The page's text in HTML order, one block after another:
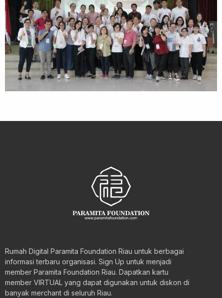
Rumah Digital Paramita Foundation Riau untuk berbagai
informasi terbaru organisasi. Sign Up untuk menjadi
member Paramita Foundation Riau. Dapatkan kartu
member VIRTUAL yang dapat digunakan untuk diskon di
banyak merchant di seluruh Riau.